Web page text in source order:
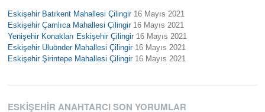
Eskişehir Batıkent Mahallesi Çilingir 16 Mayıs 2021
Eskişehir Çamlıca Mahallesi Çilingir 16 Mayıs 2021
Yenişehir Konakları Eskişehir Çilingir 16 Mayıs 2021
Eskişehir Uluönder Mahallesi Çilingir 16 Mayıs 2021
Eskişehir Şirintepe Mahallesi Çilingir 16 Mayıs 2021
ESKIŞEHIR ANAHTARCI SON YORUMLAR